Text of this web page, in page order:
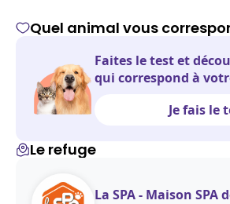
Quel animal vous
Faites le test et
qui correspond à
Je fais le
Le refuge
La SPA - Maison SPA